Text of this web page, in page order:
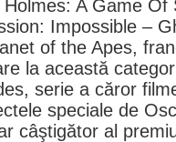
Holmes: A Game Of
Impossible –
of the Apes,
la această
, serie a căror
speciale de
câştigător al